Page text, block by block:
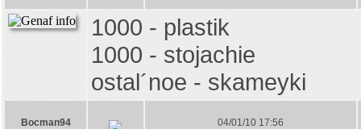
1000 - plastik
1000 - stojachie
ostal´noe - skameyki
Bocman94 04/01/10 17:56